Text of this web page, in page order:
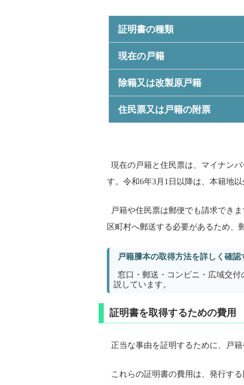
証明書の種類
現在の戸籍
除籍又は改製原戸籍
住民票又は戸籍の附票
現在の戸籍と住民票は、マイナン
す。令和6年3月1日以降は、本籍地
戸籍や住民票は郵便でも請求でき
区町村へ郵送する必要があるため、
戸籍謄本の取得方法を詳しく確認
窓口・郵送・コンビニ・広域交付
説しています。
証明書を取得するための費用
正当な事由を証明するために、戸
これらの証明書の費用は、発行す